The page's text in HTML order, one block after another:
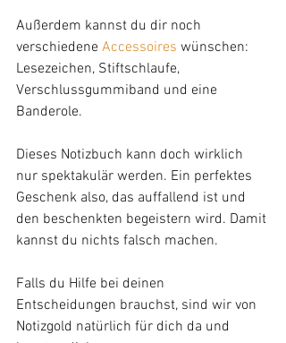
Außerdem kannst du dir noch
verschiedene Accessoires wünschen:
Lesezeichen, Stiftschlaufe,
Verschlussgummiband und eine
Banderole.
Dieses Notizbuch kann doch wirklich
nur spektakulär werden. Ein perfektes
Geschenk also, das auffallend ist und
den beschenkten begeistern wird. Damit
kannst du nichts falsch machen.
Falls du Hilfe bei deinen
Entscheidungen brauchst, sind wir von
Notizgold natürlich für dich da und